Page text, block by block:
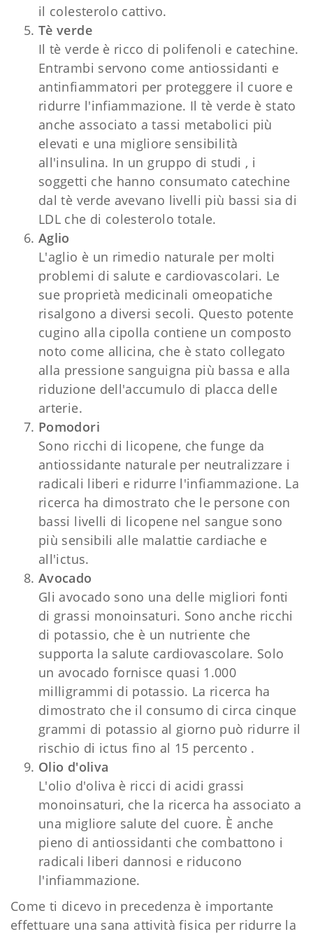
il colesterolo cattivo.
Tè verde
Il tè verde è ricco di polifenoli e catechine.
Entrambi servono come antiossidanti e
antinfiammatori per proteggere il cuore e
ridurre l'infiammazione. Il tè verde è stato
anche associato a tassi metabolici più
elevati e una migliore sensibilità
all'insulina. In un gruppo di studi , i
soggetti che hanno consumato catechine
dal tè verde avevano livelli più bassi sia di
LDL che di colesterolo totale.
Aglio
L'aglio è un rimedio naturale per molti
problemi di salute e cardiovascolari. Le
sue proprietà medicinali omeopatiche
risalgono a diversi secoli. Questo potente
cugino alla cipolla contiene un composto
noto come allicina, che è stato collegato
alla pressione sanguigna più bassa e alla
riduzione dell'accumulo di placca delle
arterie.
Pomodori
Sono ricchi di licopene, che funge da
antiossidante naturale per neutralizzare i
radicali liberi e ridurre l'infiammazione. La
ricerca ha dimostrato che le persone con
bassi livelli di licopene nel sangue sono
più sensibili alle malattie cardiache e
all'ictus.
Avocado
Gli avocado sono una delle migliori fonti
di grassi monoinsaturi. Sono anche ricchi
di potassio, che è un nutriente che
supporta la salute cardiovascolare. Solo
un avocado fornisce quasi 1.000
milligrammi di potassio. La ricerca ha
dimostrato che il consumo di circa cinque
grammi di potassio al giorno può ridurre il
rischio di ictus fino al 15 percento .
Olio d'oliva
L'olio d'oliva è ricci di acidi grassi
monoinsaturi, che la ricerca ha associato a
una migliore salute del cuore. È anche
pieno di antiossidanti che combattono i
radicali liberi dannosi e riducono
l'infiammazione.
Come ti dicevo in precedenza è importante
effettuare una sana attività fisica per ridurre la